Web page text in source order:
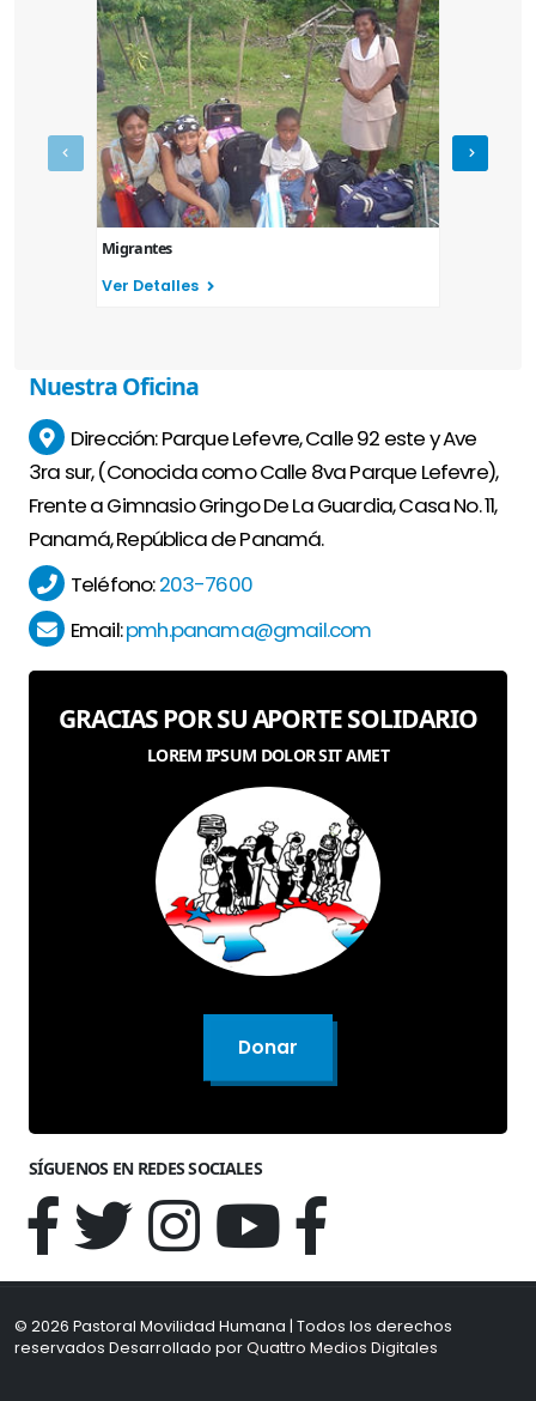
Migrantes
Ver Detalles
NuestraOficina
Dirección:Parque Lefevre, Calle 92 este y Ave
3ra sur, (Conocida como Calle 8va Parque Lefevre),
Frente a Gimnasio Gringo De La Guardia, Casa No. 11,
Panamá, República de Panamá.
Teléfono:203-7600
Email:pmh.panama@gmail.com
GRACIAS POR SU APORTE SOLIDARIO
LOREM IPSUM DOLOR SIT AMET
Donar
SÍGUENOS EN REDES SOCIALES
© 2026 Pastoral Movilidad Humana | Todos los derechos
reservados Desarrollado porQuattro Medios Digitales